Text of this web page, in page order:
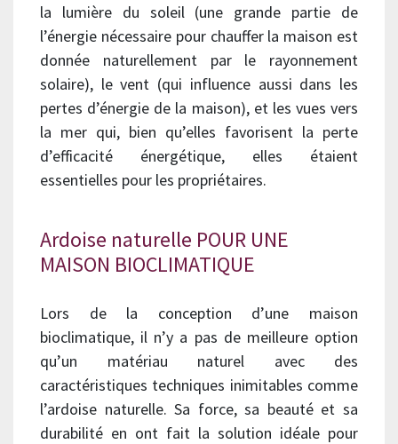
la lumière du soleil (une grande partie de
l’énergie nécessaire pour chauffer la maison est
donnée naturellement par le rayonnement
solaire), le vent (qui influence aussi dans les
pertes d’énergie de la maison), et les vues vers
la mer qui, bien qu’elles favorisent la perte
d’efficacité énergétique, elles étaient
essentielles pour les propriétaires.
Ardoise naturelle POUR UNE
MAISON BIOCLIMATIQUE
Lors de la conception d’une maison
bioclimatique, il n’y a pas de meilleure option
qu’un matériau naturel avec des
caractéristiques techniques inimitables comme
l’ardoise naturelle. Sa force, sa beauté et sa
durabilité en ont fait la solution idéale pour